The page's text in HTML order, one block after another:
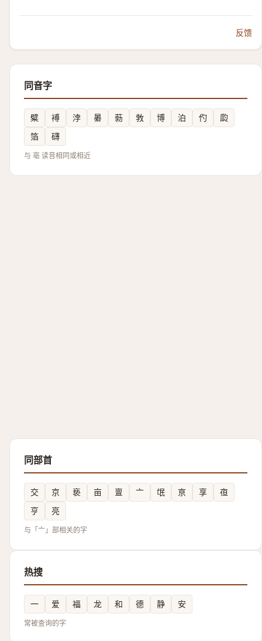
反馈
同音字
糪 䙏 浡 㬧 葧 㪍 博 泊 仢
瓝
箔
礴
与 亳 读音相同或相近
同部首
交 京 亵 亩 亶 亠 氓 亰 享
亱
亨
亮
与「亠」部相关的字
热搜
一 爱 福 龙 和 德 静 安
常被查询的字